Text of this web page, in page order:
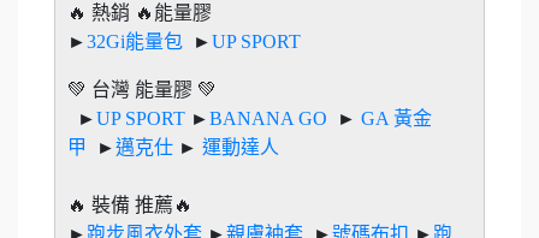
🔥 熱銷 🔥能量膠
►32Gi能量包 ►UP SPORT
💚 台灣 能量膠 💚
►UP SPORT ►BANANA GO ► GA 黃金
甲
►邁克仕 ► 運動達人
🔥 裝備 推薦🔥
► 跑步風衣外套 ►親膚袖套 ►號碼布扣 ► 跑